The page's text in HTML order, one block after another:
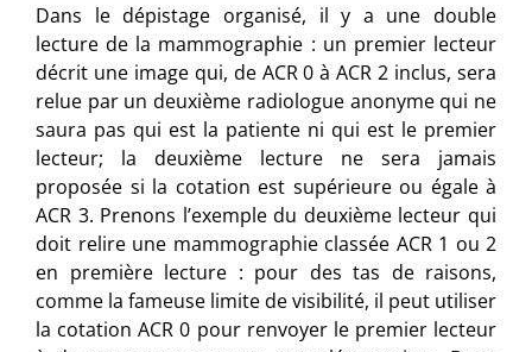
Dans le dépistage organisé, il y a une double
lecture de la mammographie : un premier lecteur
décrit une image qui, de ACR 0 à ACR 2 inclus, sera
relue par un deuxième radiologue anonyme qui ne
saura pas qui est la patiente ni qui est le premier
lecteur; la deuxième lecture ne sera jamais
proposée si la cotation est supérieure ou égale à
ACR 3. Prenons l’exemple du deuxième lecteur qui
doit relire une mammographie classée ACR 1 ou 2
en première lecture : pour des tas de raisons,
comme la fameuse limite de visibilité, il peut utiliser
la cotation ACR 0 pour renvoyer le premier lecteur